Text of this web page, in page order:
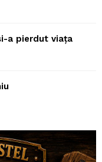
a pierdut viața